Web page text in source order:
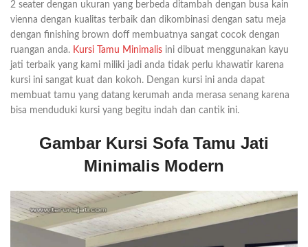
2 seater dengan ukuran yang berbeda ditambah dengan busa kain
vienna dengan kualitas terbaik dan dikombinasi dengan satu meja
dengan finishing brown doff membuatnya sangat cocok dengan
ruangan anda. Kursi Tamu Minimalis ini dibuat menggunakan kayu
jati terbaik yang kami miliki jadi anda tidak perlu khawatir karena
kursi ini sangat kuat dan kokoh. Dengan kursi ini anda dapat
membuat tamu yang datang kerumah anda merasa senang karena
bisa menduduki kursi yang begitu indah dan cantik ini.
Gambar Kursi Sofa Tamu Jati
Minimalis Modern